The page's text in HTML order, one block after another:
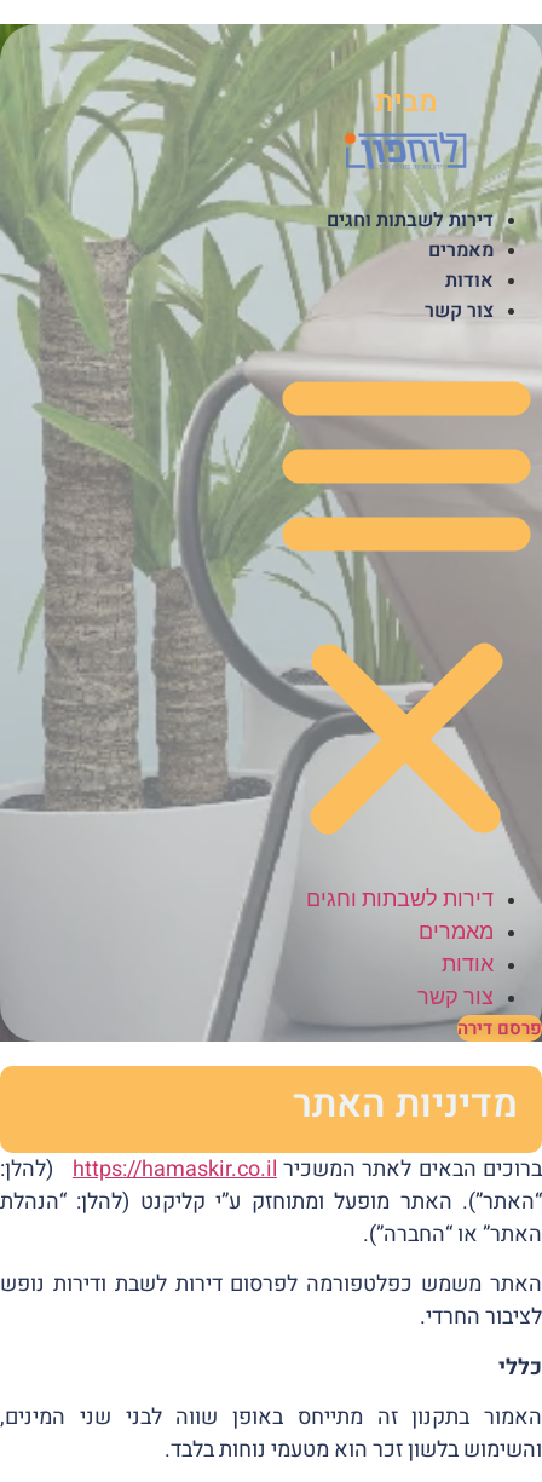
לתוכן
מבית
דירות לשבתות וחגים
מאמרים
אודות
צור קשר
דירות לשבתות וחגים
מאמרים
אודות
צור קשר
פרסם דירה
מדיניות האתר
ברוכים הבאים לאתר המשכירhttps://hamaskir.co.il(להלן:
“האתר”). האתר מופעל ומתוחזק ע”י קליקנט (להלן: “הנהלת
האתר” או “החברה”).
האתר משמש כפלטפורמה לפרסום דירות לשבת ודירות נופש
לציבור החרדי.
כללי
האמור בתקנון זה מתייחס באופן שווה לבני שני המינים,
והשימוש בלשון זכר הוא מטעמי נוחות בלבד.